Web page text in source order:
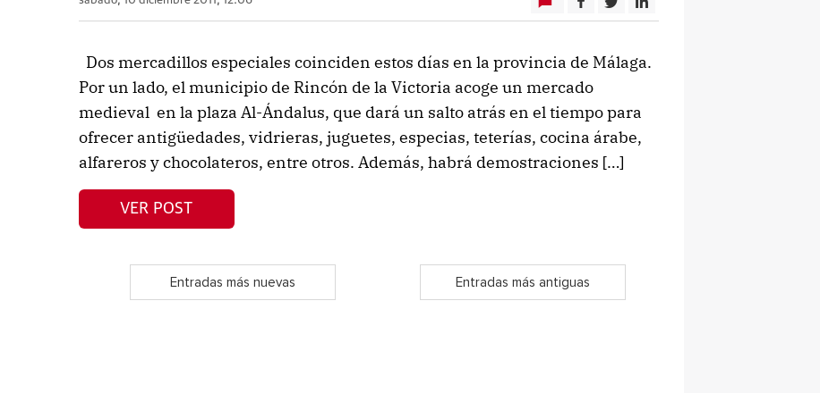
Dos mercadillos especiales coinciden estos días en la provincia de Málaga.
Por un lado, el municipio de Rincón de la Victoria acoge un mercado
medieval en la plaza Al-Ándalus, que dará un salto atrás en el tiempo para
ofrecer antigüedades, vidrieras, juguetes, especias, teterías, cocina árabe,
alfareros y chocolateros, entre otros. Además, habrá demostraciones […]
VER POST
Entradas más nuevas Entradas más antiguas